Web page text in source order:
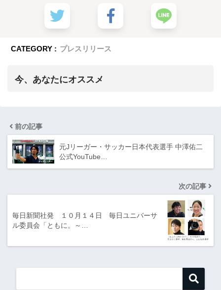
CATEGORY : プレスリリース
今、あなたにオススメ
前の記事
元Jリーガー・サッカー日本代表選手 中澤佑二
公式YouTube…
次の記事
毎日新聞社発 １０月１４日 毎日ユニバーサ
ル委員会「ともに。～…